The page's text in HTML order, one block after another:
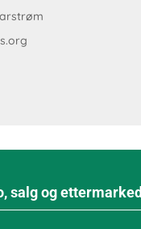
salg og ettermarked